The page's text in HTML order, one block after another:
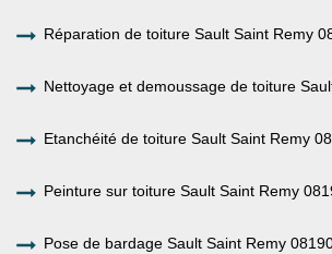
Réparation de toiture Sault Saint Remy
Nettoyage et demoussage de toiture
Etanchéité de toiture Sault Saint Remy
Peinture sur toiture Sault Saint Remy
Pose de bardage Sault Saint Remy